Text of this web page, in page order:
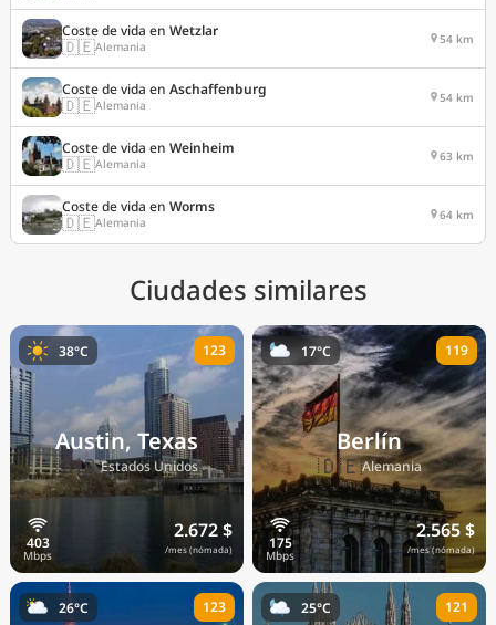
Coste de vida en Wetzlar
🇩🇪Alemania 54 km
Coste de vida en Aschaffenburg
🇩🇪Alemania 54 km
Coste de vida en Weinheim
🇩🇪Alemania 63 km
Coste de vida en Worms
🇩🇪Alemania 64 km
Ciudades similares
Austin, Texas
🇺🇸Estados Unidos
2.672 $
/mes (nómada)
38°C 123
Berlín
🇩🇪Alemania
2.565 $
/mes (nómada)
17°C 119
26°C 123 25°C 121